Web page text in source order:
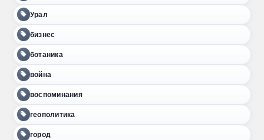
Урал
бизнес
ботаника
война
воспоминания
геополитика
город